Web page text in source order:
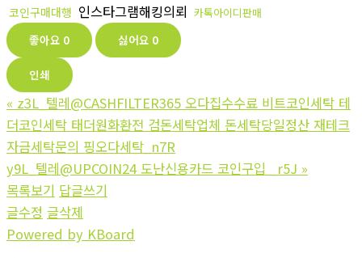
코인구매대행 인스타그램해킹의뢰 카톡아이디판매
좋아요 0 싫어요 0
인쇄
« z3L_텔레@CASHFILTER365 오다집수수료 비트코인세탁 테
더코인세탁 태더원화환전 검돈세탁업체 돈세탁당일정산 재테크
자금세탁문의 핑오다세탁_n7R
y9L_텔레@UPCOIN24 도난신용카드 코인구입 _r5J »
목록보기 답글쓰기
글수정 글삭제
Powered by KBoard